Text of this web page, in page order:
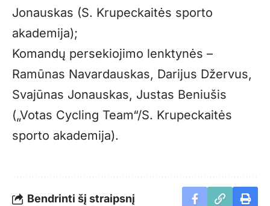
Jonauskas (S. Krupeckaitės sporto
akademija);
Komandų persekiojimo lenktynės –
Ramūnas Navardauskas, Darijus Džervus,
Svajūnas Jonauskas, Justas Beniušis
(„Votas Cycling Team“/S. Krupeckaitės
sporto akademija).
Bendrinti šį straipsnį